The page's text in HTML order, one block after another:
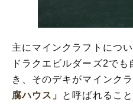
主にマインクラフトにつ
ドラクエビルダーズ2で
き、そのデキがマインク
腐ハウス」 と呼ばれるこ